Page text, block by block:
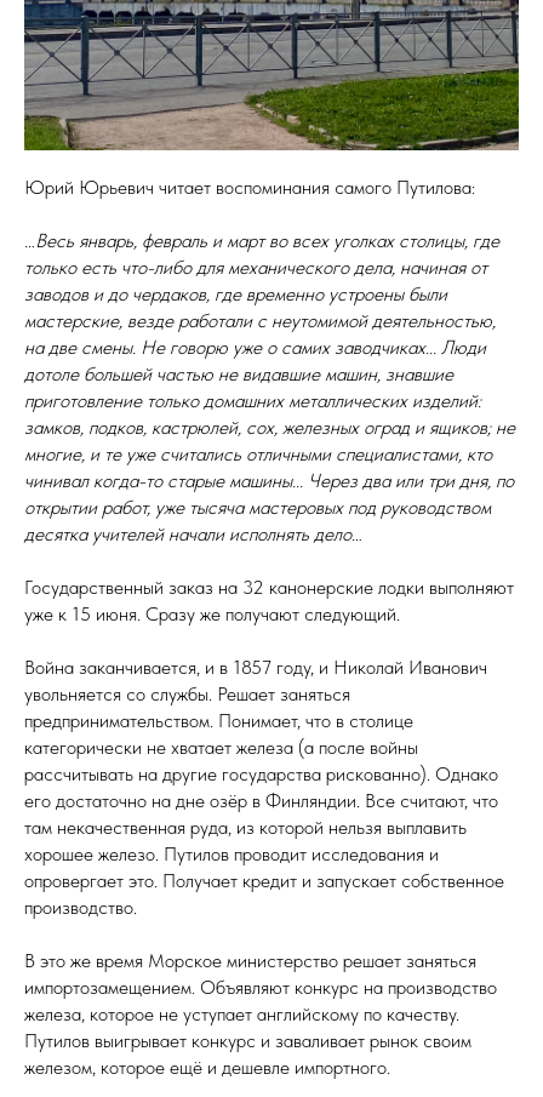
Юрий Юрьевич читает воспоминания самого Путилова:
…Весь январь, февраль и март во всех уголках столицы, где
только есть что-либо для механического дела, начиная от
заводов и до чердаков, где временно устроены были
мастерские, везде работали с неутомимой деятельностью,
на две смены. Не говорю уже о самих заводчиках... Люди
дотоле большей частью не видавшие машин, знавшие
приготовление только домашних металлических изделий:
замков, подков, кастрюлей, сох, железных оград и ящиков; не
многие, и те уже считались отличными специалистами, кто
чинивал когда-то старые машины... Через два или три дня, по
открытии работ, уже тысяча мастеровых под руководством
десятка учителей начали исполнять дело…
Государственный заказ на 32 канонерские лодки выполняют
уже к 15 июня. Сразу же получают следующий.
Война заканчивается, и в 1857 году, и Николай Иванович
увольняется со службы. Решает заняться
предпринимательством. Понимает, что в столице
категорически не хватает железа (а после войны
рассчитывать на другие государства рискованно). Однако
его достаточно на дне озёр в Финляндии. Все считают, что
там некачественная руда, из которой нельзя выплавить
хорошее железо. Путилов проводит исследования и
опровергает это. Получает кредит и запускает собственное
производство.
В это же время Морское министерство решает заняться
импортозамещением. Объявляют конкурс на производство
железа, которое не уступает английскому по качеству.
Путилов выигрывает конкурс и заваливает рынок своим
железом, которое ещё и дешевле импортного.